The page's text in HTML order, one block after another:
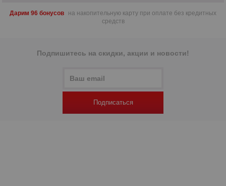
Дарим 96 бонусов
на накопительную карту при оплате без кредитных
средств
Подпишитесь на скидки, акции и новости!
Подписаться